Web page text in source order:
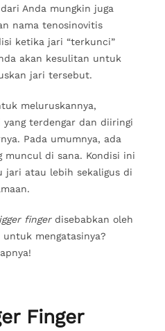
Anda mungkin juga
nama tenosinovitis
ketika jari “terkunci”
akan kesulitan untuk
jari tersebut.
meluruskannya,
yang terdengar dan diiringi
Pada umumnya, ada
muncul di sana. Kondisi ini
jari atau lebih sekaligus di
fingerdisebabkan oleh
mengatasinya?
Finger